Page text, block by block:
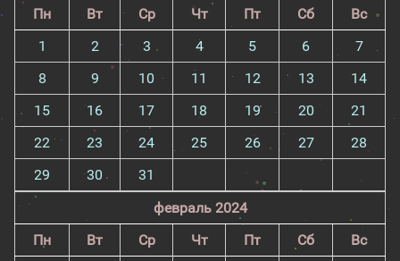
Пн
Вт Ср Чт Пт Сб
Вс
1
2 3 4 5 6
7
8
9 10 11 12 13
14
15
16 17 18 19 20
21
22
23 24 25 26 27
28
29
30
31
февраль 2024
Пн
Вт Ср Чт Пт Сб
Вс